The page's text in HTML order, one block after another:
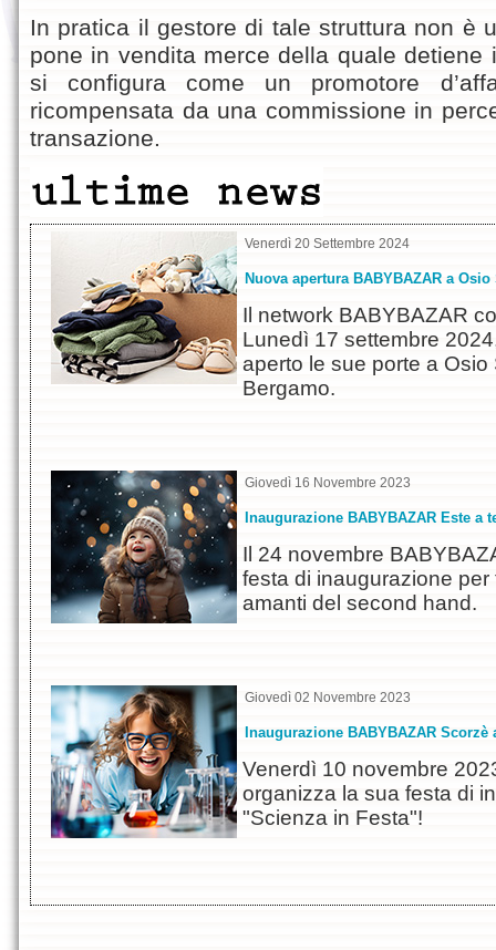
In pratica il gestore di tale struttura non è
pone in vendita merce della quale detiene
si configura come un promotore
ricompensata da una commissione in
transazione.
Nuova apertura BABYBAZAR a Osio
Venerdì 20 Settembre 2024
Il network BABYBAZAR
Lunedì 17 settembre
aperto le sue porte a
Bergamo.
Inaugurazione BABYBAZAR Este a
Giovedì 16 Novembre 2023
Il 24 novembre
festa di inaugurazione per
amanti del second hand.
Inaugurazione BABYBAZAR Scorzè
Giovedì 02 Novembre 2023
Venerdì 10 novembre
organizza la sua festa di
"Scienza in Festa"!